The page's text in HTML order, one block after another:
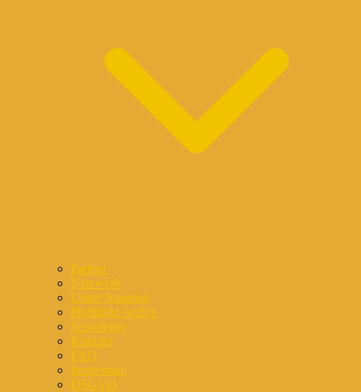
Partner
Netzwerk
Unser Angebot
Highlight Archiv
Newsletter
Kontakt
FAQ
Impressum
DSGVO